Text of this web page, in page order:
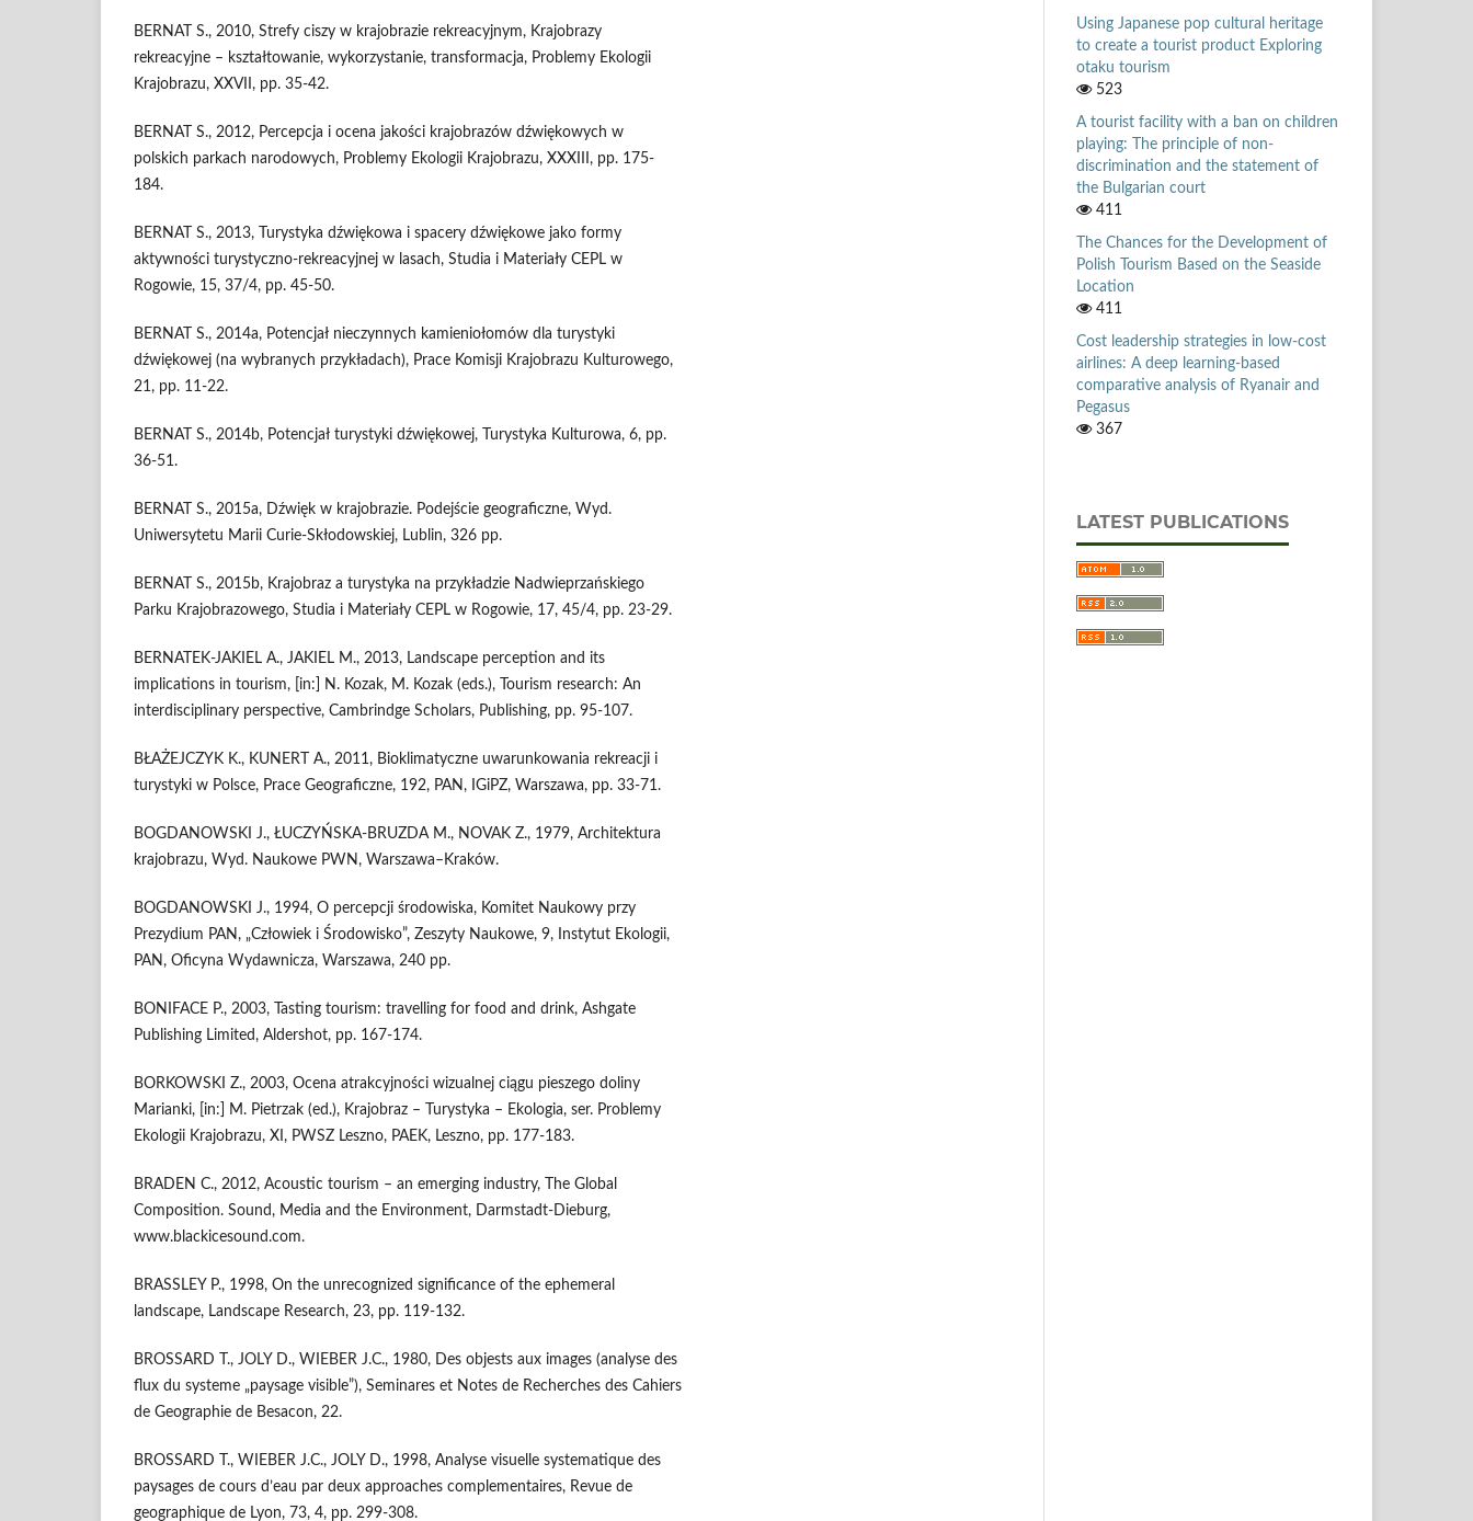
BERNAT S., 2010, Strefy ciszy w krajobrazie rekreacyjnym, Krajobrazy
rekreacyjne – kształtowanie, wykorzystanie, transformacja, Problemy Ekologii
Krajobrazu, XXVII, pp. 35-42.
BERNAT S., 2012, Percepcja i ocena jakości krajobrazów dźwiękowych w
polskich parkach narodowych, Problemy Ekologii Krajobrazu, XXXIII, pp. 175-
184.
BERNAT S., 2013, Turystyka dźwiękowa i spacery dźwiękowe jako formy
aktywności turystyczno-rekreacyjnej w lasach, Studia i Materiały CEPL w
Rogowie, 15, 37/4, pp. 45-50.
BERNAT S., 2014a, Potencjał nieczynnych kamieniołomów dla turystyki
dźwiękowej (na wybranych przykładach), Prace Komisji Krajobrazu Kulturowego,
21, pp. 11-22.
BERNAT S., 2014b, Potencjał turystyki dźwiękowej, Turystyka Kulturowa, 6, pp.
36-51.
BERNAT S., 2015a, Dźwięk w krajobrazie. Podejście geograficzne, Wyd.
Uniwersytetu Marii Curie-Skłodowskiej, Lublin, 326 pp.
BERNAT S., 2015b, Krajobraz a turystyka na przykładzie Nadwieprzańskiego
Parku Krajobrazowego, Studia i Materiały CEPL w Rogowie, 17, 45/4, pp. 23-29.
BERNATEK-JAKIEL A., JAKIEL M., 2013, Landscape perception and its
implications in tourism, [in:] N. Kozak, M. Kozak (eds.), Tourism research: An
interdisciplinary perspective, Cambrindge Scholars, Publishing, pp. 95-107.
BŁAŻEJCZYK K., KUNERT A., 2011, Bioklimatyczne uwarunkowania rekreacji i
turystyki w Polsce, Prace Geograficzne, 192, PAN, IGiPZ, Warszawa, pp. 33-71.
BOGDANOWSKI J., ŁUCZYŃSKA-BRUZDA M., NOVAK Z., 1979, Architektura
krajobrazu, Wyd. Naukowe PWN, Warszawa–Kraków.
BOGDANOWSKI J., 1994, O percepcji środowiska, Komitet Naukowy przy
Prezydium PAN, „Człowiek i Środowisko”, Zeszyty Naukowe, 9, Instytut Ekologii,
PAN, Oficyna Wydawnicza, Warszawa, 240 pp.
BONIFACE P., 2003, Tasting tourism: travelling for food and drink, Ashgate
Publishing Limited, Aldershot, pp. 167-174.
BORKOWSKI Z., 2003, Ocena atrakcyjności wizualnej ciągu pieszego doliny
Marianki, [in:] M. Pietrzak (ed.), Krajobraz – Turystyka – Ekologia, ser. Problemy
Ekologii Krajobrazu, XI, PWSZ Leszno, PAEK, Leszno, pp. 177-183.
BRADEN C., 2012, Acoustic tourism – an emerging industry, The Global
Composition. Sound, Media and the Environment, Darmstadt-Dieburg,
www.blackicesound.com.
BRASSLEY P., 1998, On the unrecognized significance of the ephemeral
landscape, Landscape Research, 23, pp. 119-132.
BROSSARD T., JOLY D., WIEBER J.C., 1980, Des objests aux images (analyse des
flux du systeme „paysage visible”), Seminares et Notes de Recherches des Cahiers
de Geographie de Besacon, 22.
BROSSARD T., WIEBER J.C., JOLY D., 1998, Analyse visuelle systematique des
paysages de cours d’eau par deux approaches complementaires, Revue de
geographique de Lyon, 73, 4, pp. 299-308.
Using Japanese pop cultural heritage
to create a tourist product Exploring
otaku tourism
523
A tourist facility with a ban on children
playing: The principle of non-
discrimination and the statement of
the Bulgarian court
411
The Chances for the Development of
Polish Tourism Based on the Seaside
Location
411
Cost leadership strategies in low-cost
airlines: A deep learning-based
comparative analysis of Ryanair and
Pegasus
367
LATEST PUBLICATIONS